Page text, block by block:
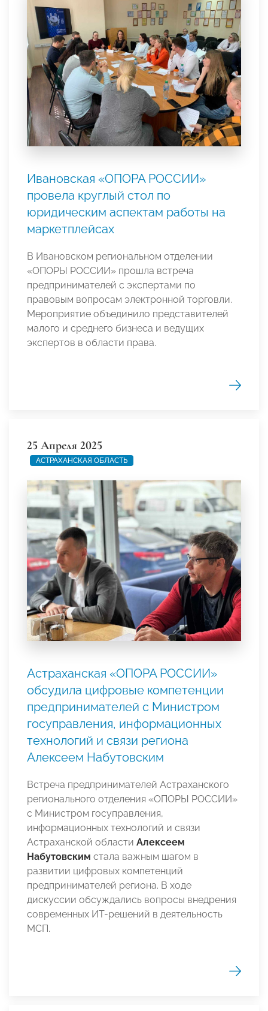
Ивановская «ОПОРА РОССИИ»
провела круглый стол по
юридическим аспектам работы на
маркетплейсах
В Ивановском региональном отделении
«ОПОРЫ РОССИИ» прошла встреча
предпринимателей с экспертами по
правовым вопросам электронной торговли.
Мероприятие объединило представителей
малого и среднего бизнеса и ведущих
экспертов в области права.
25 Апреля 2025
АСТРАХАНСКАЯ ОБЛАСТЬ
Астраханская «ОПОРА РОССИИ»
обсудила цифровые компетенции
предпринимателей с Министром
госуправления, информационных
технологий и связи региона
Алексеем Набутовским
Встреча предпринимателей Астраханского
регионального отделения «ОПОРЫ РОССИИ»
с Министром госуправления,
информационных технологий и связи
Астраханской области Алексеем
Набутовским стала важным шагом в
развитии цифровых компетенций
предпринимателей региона. В ходе
дискуссии обсуждались вопросы внедрения
современных ИТ-решений в деятельность
МСП.